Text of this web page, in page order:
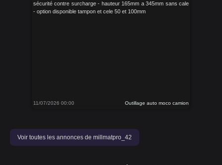
sécurité contre surcharge - hauteur 165mm a 345mm sans cale
- option disponible tampon et cele 50 et 100mm
11/07/2026 00:00 Outillage auto moco camion
Voir toutes les annonces de millmatpro_42